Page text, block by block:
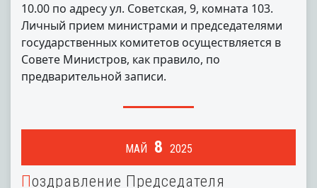
10.00 по адресу ул. Советская, 9, комната 103.
Личный прием министрами и председателями
государственных комитетов осуществляется в
Совете Министров, как правило, по
предварительной записи.
МАЙ 8 2025
Поздравление Председателя